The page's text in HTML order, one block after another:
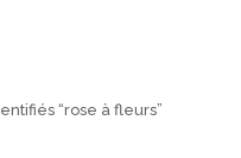
“rose à fleurs”